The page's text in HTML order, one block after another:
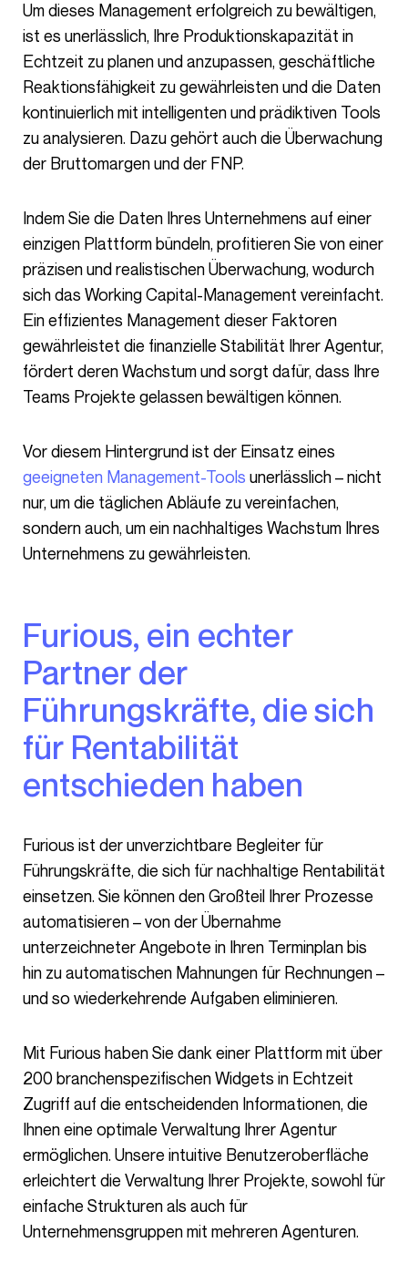
Um dieses Management erfolgreich zu bewältigen,
ist es unerlässlich, Ihre Produktionskapazität in
Echtzeit zu planen und anzupassen, geschäftliche
Reaktionsfähigkeit zu gewährleisten und die Daten
kontinuierlich mit intelligenten und prädiktiven Tools
zu analysieren. Dazu gehört auch die Überwachung
der Bruttomargen und der FNP.
Indem Sie die Daten Ihres Unternehmens auf einer
einzigen Plattform bündeln, profitieren Sie von einer
präzisen und realistischen Überwachung, wodurch
sich das Working Capital-Management vereinfacht.
Ein effizientes Management dieser Faktoren
gewährleistet die finanzielle Stabilität Ihrer Agentur,
fördert deren Wachstum und sorgt dafür, dass Ihre
Teams Projekte gelassen bewältigen können.
Vor diesem Hintergrund ist der Einsatz eines
geeigneten Management-Tools unerlässlich – nicht
nur, um die täglichen Abläufe zu vereinfachen,
sondern auch, um ein nachhaltiges Wachstum Ihres
Unternehmens zu gewährleisten.
Furious, ein echter
Partner der
Führungskräfte, die sich
für Rentabilität
entschieden haben
Furious ist der unverzichtbare Begleiter für
Führungskräfte, die sich für nachhaltige Rentabilität
einsetzen. Sie können den Großteil Ihrer Prozesse
automatisieren – von der Übernahme
unterzeichneter Angebote in Ihren Terminplan bis
hin zu automatischen Mahnungen für Rechnungen –
und so wiederkehrende Aufgaben eliminieren.
Mit Furious haben Sie dank einer Plattform mit über
200 branchenspezifischen Widgets in Echtzeit
Zugriff auf die entscheidenden Informationen, die
Ihnen eine optimale Verwaltung Ihrer Agentur
ermöglichen. Unsere intuitive Benutzeroberfläche
erleichtert die Verwaltung Ihrer Projekte, sowohl für
einfache Strukturen als auch für
Unternehmensgruppen mit mehreren Agenturen.